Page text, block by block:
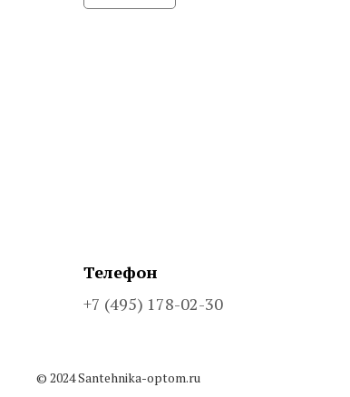
Телефон
+7 (495) 178-02-30
© 2024 Santehnika-optom.ru